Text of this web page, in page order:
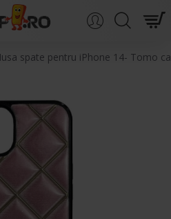
spate pentru iPhone 14- Tomo